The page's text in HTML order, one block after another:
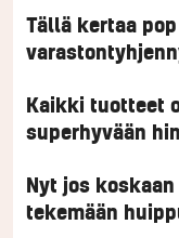
Tällä kertaa
Kaikki tuotteet
superhyvään
Nyt jos
tekemään